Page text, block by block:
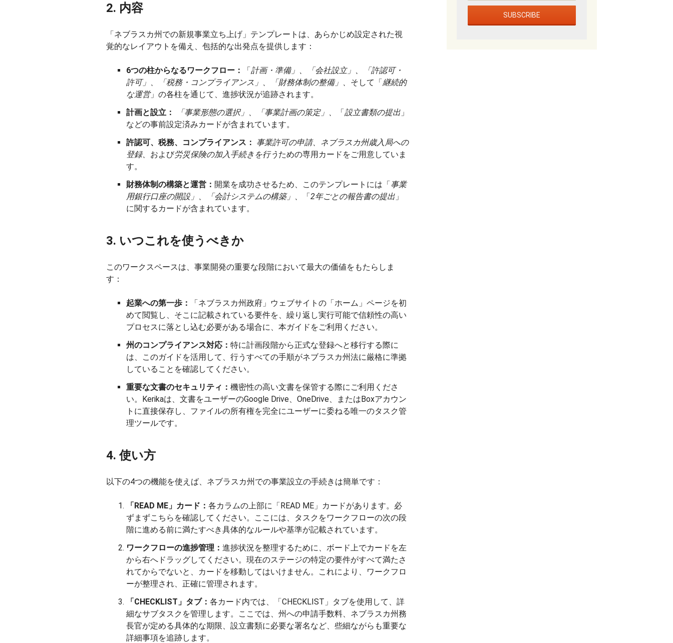
2. 内容
「ネブラスカ州での新規事業立ち上げ」テンプレートは、あらかじめ設定された視
覚的なレイアウトを備え、包括的な出発点を提供します：
6つの柱からなるワークフロー： 「計画・準備」、「会社設立」、「許認可・
許可」、「税務・コンプライアンス」、「財務体制の整備」、 そして「継続的
な運営」の各柱を通じて、進捗状況が追跡されます。
計画と設立：
「事業形態の選択」、「事業計画の策定」、 「設立書類の提出 」
などの事前設定済みカードが含まれています。
許認可、税務、コンプライアンス： 事業許可の申請、ネブラスカ州歳入局への
登録、 および労災保険の加入手続きを行う ための専用カードをご用意していま
す。
財務体制の構築と運営： 開業を成功させるため、このテンプレートには「事業
用銀行口座の開設」、「会計システムの構築」、
「2年ごとの報告書の提出 」
に関するカードが含まれています。
3. いつこれを使うべきか
このワークスペースは、事業開発の重要な段階において最大の価値をもたらしま
す：
起業への第一歩：
「ネブラスカ州政府」ウェブサイトの「ホーム」ページを初
めて閲覧し、そこに記載されている要件を、繰り返し実行可能で信頼性の高い
プロセスに落とし込む必要がある場合に、本ガイドをご利用ください。
州のコンプライアンス対応： 特に計画段階から正式な登録へと移行する際に
は、このガイドを活用して、行うすべての手順がネブラスカ州法に厳格に準拠
していることを確認してください。
重要な文書のセキュリティ： 機密性の高い文書を保管する際にご利用くださ
い。Kerikaは、文書をユーザーのGoogle Drive、OneDrive、またはBoxアカウン
トに直接保存し、ファイルの所有権を完全にユーザーに委ねる唯一のタスク管
理ツールです。
4. 使い方
以下の4つの機能を使えば、ネブラスカ州での事業設立の手続きは簡単です：
「READ ME」カード： 各カラムの上部に「READ ME」カードがあります。必
ずまずこちらを確認してください。ここには、タスクをワークフローの次の段
階に進める前に満たすべき具体的なルールや基準が記載されています。
ワークフローの進捗管理： 進捗状況を整理するために、ボード上でカードを左
から右へドラッグしてください。現在のステージの特定の要件がすべて満たさ
れてからでないと、カードを移動してはいけません。これにより、ワークフロ
ーが整理され、正確に管理されます。
「CHECKLIST」タブ： 各カード内では、「CHECKLIST」タブを使用して、詳
細なサブタスクを管理します。ここでは、州への申請手数料、ネブラスカ州務
長官が定める具体的な期限、設立書類に必要な署名など、些細ながらも重要な
詳細事項を追跡します。